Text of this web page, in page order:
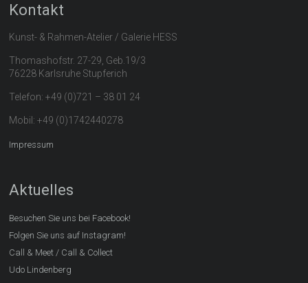
Kontakt
Kunst- & Rahmen-Atelier / Galerie HESS
Thomashofstr. 27-29, Geb.19/3
76228 Karlsruhe Stupferich
Telefon: +49 (0)721 – 38 01 24
Mobil: +49 (0)1742440278
Impressum
Aktuelles
Besuchen Sie uns bei Facebook!
Folgen Sie uns auf Instagram!
Call & Meet / Call & Collect
Udo Lindenberg